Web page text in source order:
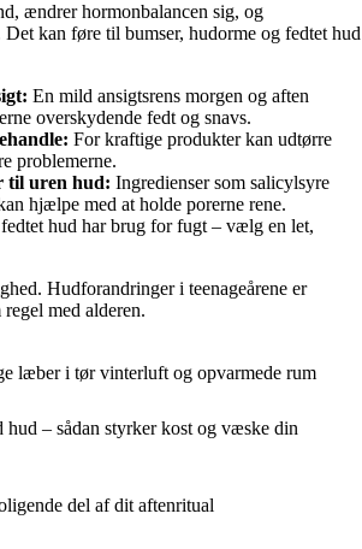
ændrer hormonbalancen sig, og
kan føre til bumser, hudorme og fedtet hud
En mild ansigtsrens morgen og aften
overskydende fedt og snavs.
For kraftige produkter kan udtørre
problemerne.
til uren hud: Ingredienser som salicylsyre
hjælpe med at holde porerne rene.
hud har brug for fugt – vælg en let,
Hudforandringer i teenageårene er
med alderen.
læber i tør vinterluft og opvarmede rum
– sådan styrker kost og væske din
del af dit aftenritual